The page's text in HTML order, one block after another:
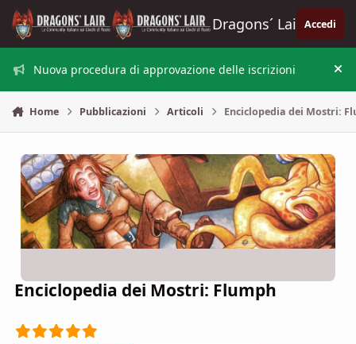
Vai al contenuto
Dragons´ Lair Accedi
Nuova procedura di approvazione delle iscrizioni
Home Pubblicazioni Articoli Enciclopedia dei Mostri:
Enciclopedia dei Mostri: Flumph